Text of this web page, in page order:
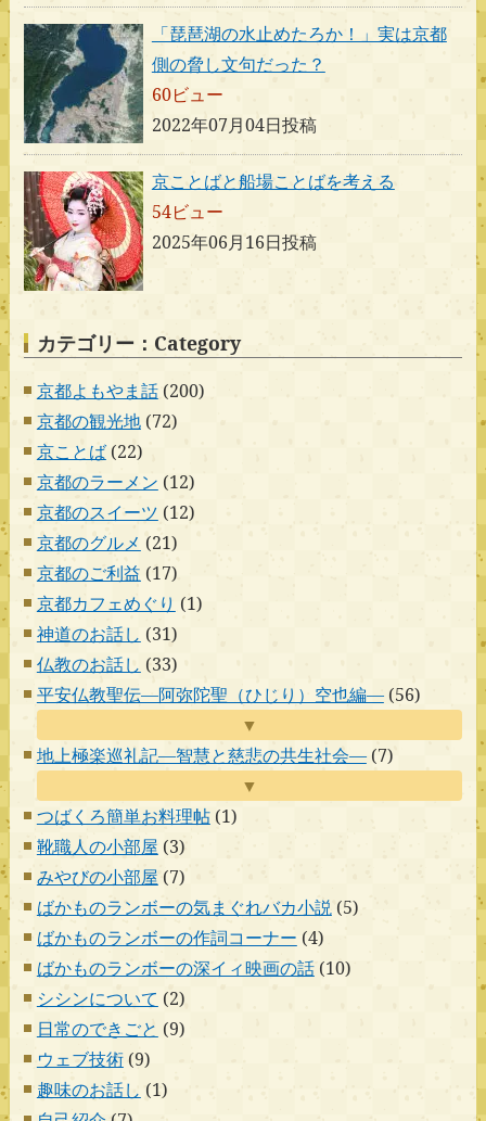
「琵琶湖の水止めたろか！」実は京都
側の脅し文句だった？
60ビュー
2022年07月04日投稿
京ことばと船場ことばを考える
54ビュー
2025年06月16日投稿
カテゴリー：Category
京都よもやま話(200)
京都の観光地(72)
京ことば(22)
京都のラーメン (12)
京都のスイーツ (12)
京都のグルメ (21)
京都のご利益 (17)
京都カフェめぐり (1)
神道のお話し (31)
仏教のお話し (33)
平安仏教聖伝―阿弥陀聖（ひじり）空也編―(56)
▼
地上極楽巡礼記―智慧と慈悲の共生社会―(7)
▼
つばくろ簡単お料理帖(1)
靴職人の小部屋 (3)
みやびの小部屋 (7)
ばかものランボーの気まぐれバカ小説(5)
ばかものランボーの作詞コーナー (4)
ばかものランボーの深イィ映画の話(10)
シシンについて (2)
日常のできごと (9)
ウェブ技術(9)
趣味のお話し (1)